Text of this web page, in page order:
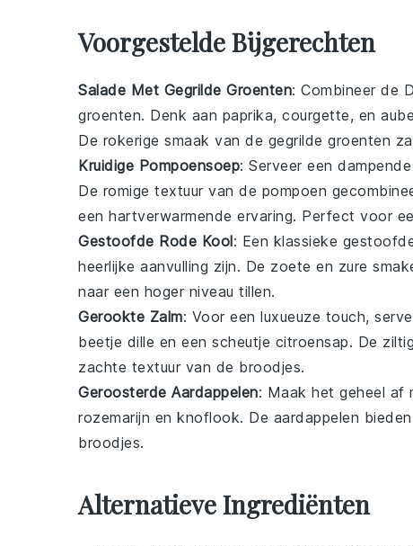
Voorgestelde Bijgerechten
Salade Met Gegrilde Groenten: Combineer de
groenten. Denk aan paprika, courgette, en
De rokerige smaak van de gegrilde groenten
Kruidige Pompoensoep: Serveer een
De romige textuur van de pompoen
een hartverwarmende ervaring. Perfect voor
Gestoofde Rode Kool: Een klassieke
heerlijke aanvulling zijn. De zoete en zure
naar een hoger niveau tillen.
Gerookte Zalm: Voor een luxueuze touch,
beetje dille en een scheutje citroensap. De
zachte textuur van de broodjes.
Geroosterde Aardappelen: Maak het geheel af
rozemarijn en knoflook. De aardappelen
broodjes.
Alternatieve Ingrediënten